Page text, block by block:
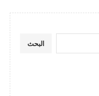
البحث